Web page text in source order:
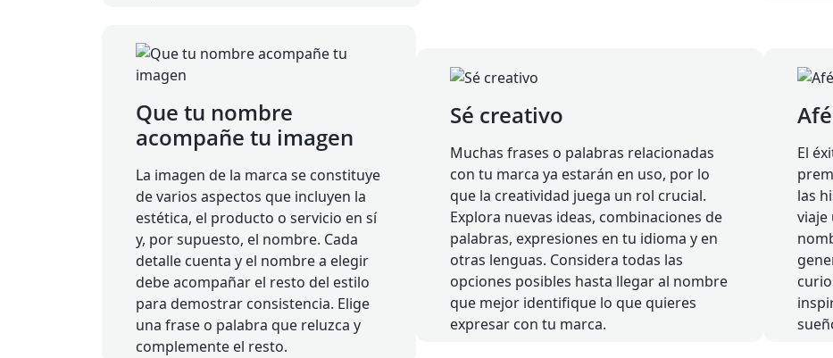
Que tu nombre
acompañe tu imagen
La imagen de la marca se constituye
de varios aspectos que incluyen la
estética, el producto o servicio en sí
y, por supuesto, el nombre. Cada
detalle cuenta y el nombre a elegir
debe acompañar el resto del estilo
para demostrar consistencia. Elige
una frase o palabra que reluzca y
complemente el resto.
Sé creativo
Muchas frases o palabras relacionadas
con tu marca ya estarán en uso, por lo
que la creatividad juega un rol crucial.
Explora nuevas ideas, combinaciones de
palabras, expresiones en tu idioma y en
otras lenguas. Considera todas las
opciones posibles hasta llegar al nombre
que mejor identifique lo que quieres
expresar con tu marca.
El
las
viaje